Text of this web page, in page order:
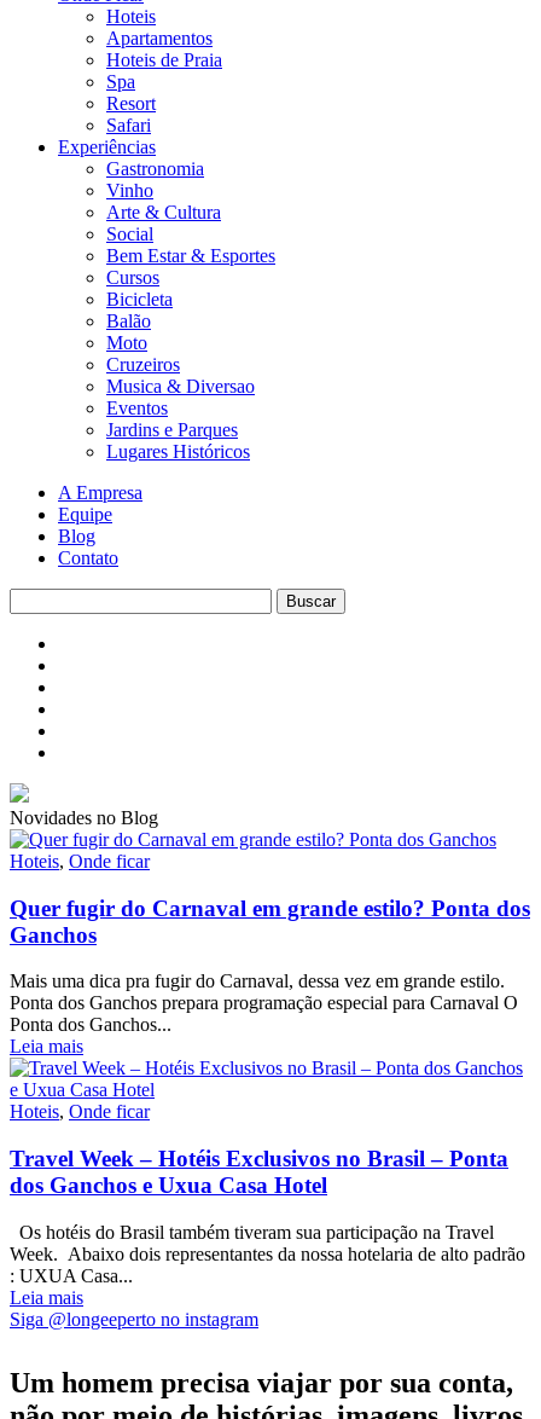
Hoteis
Apartamentos
Hoteis de Praia
Spa
Resort
Safari
Experiências
Gastronomia
Vinho
Arte & Cultura
Social
Bem Estar & Esportes
Cursos
Bicicleta
Balão
Moto
Cruzeiros
Musica & Diversao
Eventos
Jardins e Parques
Lugares Históricos
A Empresa
Equipe
Blog
Contato
Novidades no Blog
Hoteis, Onde ficar
Quer fugir do Carnaval em grande estilo? Ponta dos
Ganchos
Mais uma dica pra fugir do Carnaval, dessa vez em grande estilo.
Ponta dos Ganchos prepara programação especial para Carnaval O
Ponta dos Ganchos...
Leia mais
Hoteis, Onde ficar
Travel Week – Hotéis Exclusivos no Brasil – Ponta
dos Ganchos e Uxua Casa Hotel
Os hotéis do Brasil também tiveram sua participação na Travel
Week. Abaixo dois representantes da nossa hotelaria de alto padrão
: UXUA Casa...
Leia mais
Siga @longeeperto no instagram
Um homem precisa viajar por sua conta,